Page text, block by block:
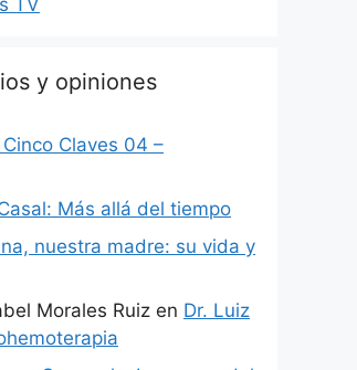
y opiniones
Claves 04 –
Más allá del tiempo
nuestra madre: su vida y
Morales Ruiz en Dr. Luiz